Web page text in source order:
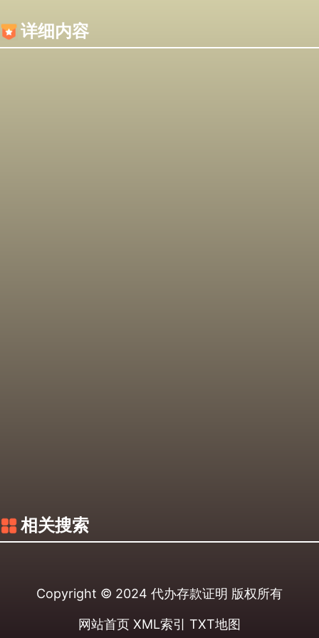
详细内容
相关搜索
Copyright © 2024 代办存款证明 版权所有
网站首页 XML索引 TXT地图